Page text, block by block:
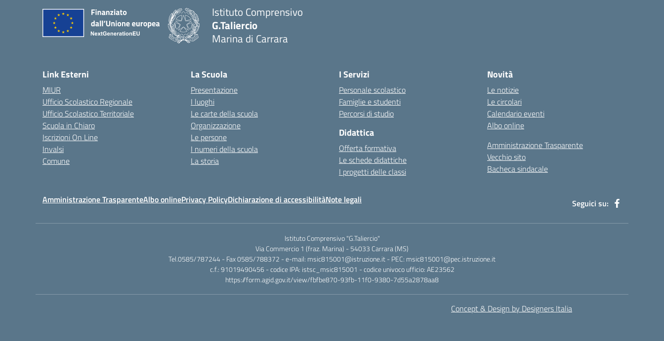
Istituto Comprensivo
G.Taliercio
Marina di Carrara
Link Esterni
MIUR
Ufficio Scolastico Regionale
Ufficio Scolastico Territoriale
Scuola in Chiaro
Iscrizioni On Line
Invalsi
Comune
La Scuola
Presentazione
I luoghi
Le carte della scuola
Organizzazione
Le persone
I numeri della scuola
La storia
I Servizi
Personale scolastico
Famiglie e studenti
Percorsi di studio
Didattica
Offerta formativa
Le schede didattiche
I progetti delle classi
Novità
Le notizie
Le circolari
Calendario eventi
Albo online
Amministrazione Trasparente
Vecchio sito
Bacheca sindacale
Amministrazione TrasparenteAlbo onlinePrivacy PolicyDichiarazione di accessibilitàNote legali Seguici su:
Istituto Comprensivo "G.Taliercio"
Via Commercio 1 (fraz. Marina) - 54033 Carrara (MS)
Tel.0585/787244 - Fax 0585/788372 - e-mail: msic815001@istruzione.it - PEC: msic815001@pec.istruzione.it
c.f.: 91019490456 - codice IPA: istsc_msic815001 - codice univoco ufficio: AE23562
https://form.agid.gov.it/view/fbfbe870-93fb-11f0-9380-7d55a2878aa8
Concept & Design by Designers Italia